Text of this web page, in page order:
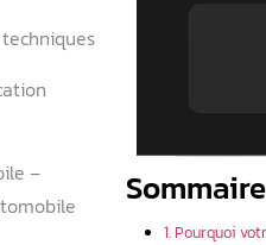
et maintenance
efficacement